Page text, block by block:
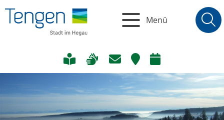
Menü